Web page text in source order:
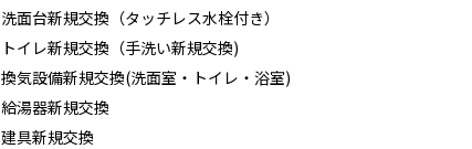
洗面台新規交換（タッチレス水栓付き）
トイレ新規交換（手洗い新規交換)
換気設備新規交換(洗面室・トイレ・浴室)
給湯器新規交換
建具新規交換